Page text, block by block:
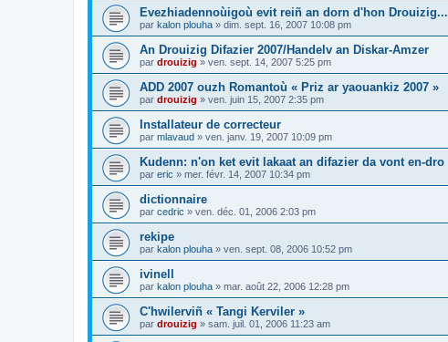
Evezhiadennoùigoù evit reiñ an dorn d'hon Drouizig...
par kalon plouha » dim. sept. 16, 2007 10:08 pm
An Drouizig Difazier 2007/Handelv an Diskar-Amzer
par drouizig » ven. sept. 14, 2007 5:25 pm
ADD 2007 ouzh Romantoù « Priz ar yaouankiz 2007 »
par drouizig » ven. juin 15, 2007 2:35 pm
Installateur de correcteur
par mlavaud » ven. janv. 19, 2007 10:09 pm
Kudenn: n'on ket evit lakaat an difazier da vont en-dro
par eric » mer. févr. 14, 2007 10:34 pm
dictionnaire
par cedric » ven. déc. 01, 2006 2:03 pm
rekipe
par kalon plouha » ven. sept. 08, 2006 10:52 pm
ivinell
par kalon plouha » mar. août 22, 2006 12:28 pm
C'hwilerviñ « Tangi Kerviler »
par drouizig » sam. juil. 01, 2006 11:23 am